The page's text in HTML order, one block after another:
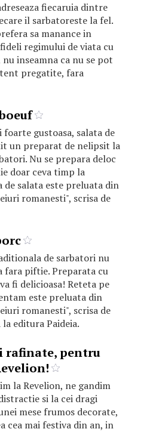
fiecaruia dintre
il sarbatoreste la fel.
sa manance in
regimului de viata cu
inseamna ca nu se pot
pregatite, fara
foarte gustoasa, salata de
un preparat de nelipsit la
Nu se prepara deloc
doar ceva timp la
de salata este preluata din
romanesti", scrisa de
de sarbatori nu
fara piftie. Preparata cu
fi delicioasa! Reteta pe
este preluata din
romanesti", scrisa de
editura Paideia.
rafinate, pentru
la Revelion, ne gandim
si la cei dragi
mese frumos decorate,
cea mai festiva din an, in